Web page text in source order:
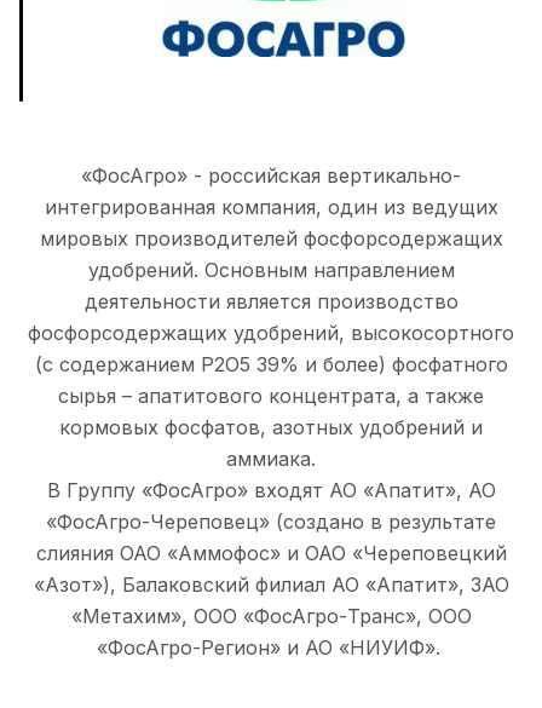
«ФосАгро» - российская вертикально-
интегрированная компания, один из ведущих
мировых производителей фосфорсодержащих
удобрений. Основным направлением
деятельности является производство
фосфорсодержащих удобрений, высокосортного
(с содержанием P2O5 39% и более) фосфатного
сырья – апатитового концентрата, а также
кормовых фосфатов, азотных удобрений и
аммиака.
В Группу «ФосАгро» входят АО «Апатит», АО
«ФосАгро-Череповец» (создано в результате
слияния ОАО «Аммофос» и ОАО «Череповецкий
«Азот»), Балаковский филиал АО «Апатит», ЗАО
«Метахим», ООО «ФосАгро-Транс», ООО
«ФосАгро-Регион» и АО «НИУИФ».